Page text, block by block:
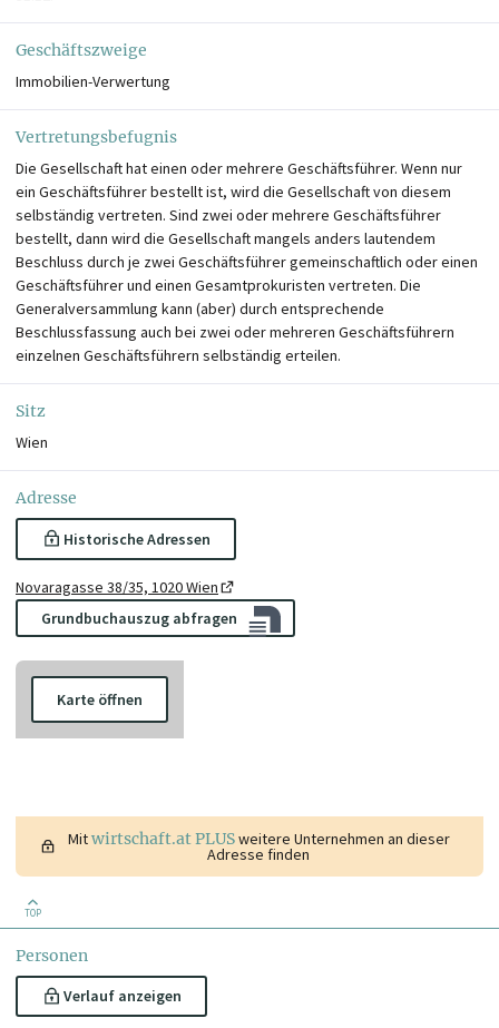
Geschäftszweige
Immobilien-Verwertung
Vertretungsbefugnis
Die Gesellschaft hat einen oder mehrere Geschäftsführer. Wenn nur
ein Geschäftsführer bestellt ist, wird die Gesellschaft von diesem
selbständig vertreten. Sind zwei oder mehrere Geschäftsführer
bestellt, dann wird die Gesellschaft mangels anders lautendem
Beschluss durch je zwei Geschäftsführer gemeinschaftlich oder einen
Geschäftsführer und einen Gesamtprokuristen vertreten. Die
Generalversammlung kann (aber) durch entsprechende
Beschlussfassung auch bei zwei oder mehreren Geschäftsführern
einzelnen Geschäftsführern selbständig erteilen.
Sitz
Wien
Adresse
Historische Adressen
Novaragasse 38/35, 1020 Wien
Grundbuchauszug abfragen
Karte öffnen
Mitwirtschaft.at PLUSweitere Unternehmen an dieser
Adresse finden
TOP
Personen
Verlauf anzeigen